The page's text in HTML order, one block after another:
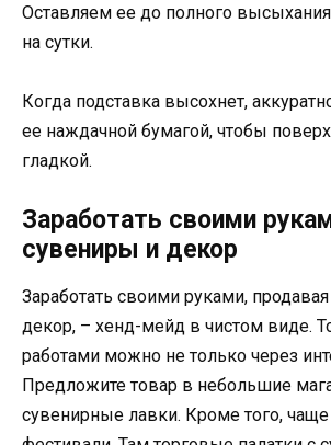
Оставляем ее до полного
на сутки.
Когда подставка высохнет,
ее наждачной бумагой, чтобы
гладкой.
Заработать своими
сувениры и декор
Заработать своими руками,
декор, – хенд-мейд в чистом виде.
работами можно не только через
Предложите товар в небольшие
сувенирные лавки. Кроме того, чаще